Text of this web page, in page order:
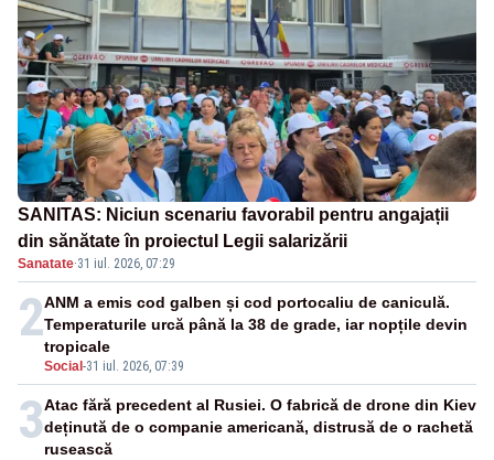
SANITAS: Niciun scenariu favorabil pentru angajații
din sănătate în proiectul Legii salarizării
Sanatate·31 iul. 2026, 07:29
2
Social -31 iul. 2026, 07:39
ANM a emis cod galben și cod portocaliu de caniculă.
Temperaturile urcă până la 38 de grade, iar nopțile devin
tropicale
3Atac fără precedent al Rusiei. O fabrică de drone din Kiev
deținută de o companie americană, distrusă de o rachetă
rusească